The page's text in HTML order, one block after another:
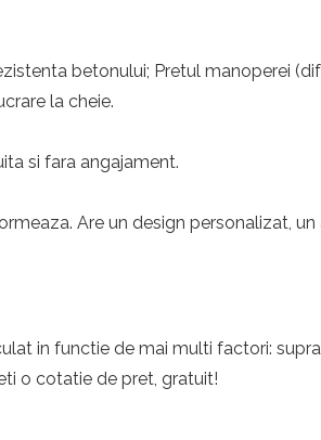
betonului; Pretul manoperei
la cheie.
si fara angajament.
Are un design personalizat,
in functie de mai multi factori:
o cotatie de pret, gratuit!